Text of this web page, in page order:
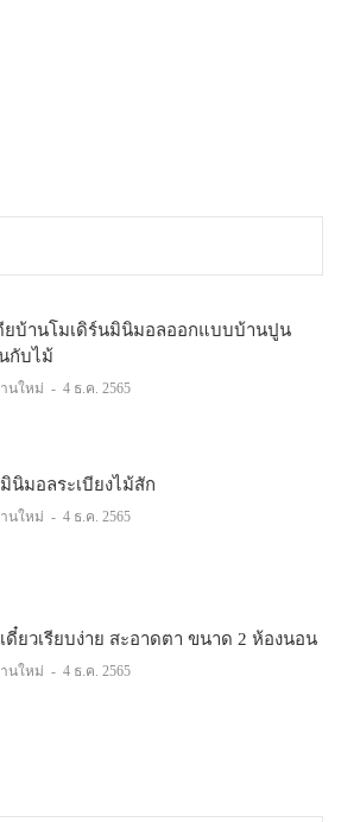
ยบ้านโมเดิร์นมินิมอลออกแบบบ้านปูน
กับไม้
นใหม่ - 4 ธ.ค. 2565
นิมอลระเบียงไม้สัก
นใหม่ - 4 ธ.ค. 2565
ดี๋ยวเรียบง่าย สะอาดตา ขนาด 2 ห้องนอน
นใหม่ - 4 ธ.ค. 2565